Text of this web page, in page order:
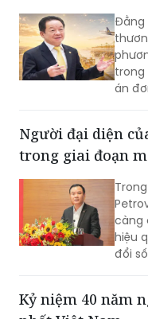
Đằng
trong
án
Người đại diện
trong giai đoạn
càng
hiệu
đổi
đưa
Kỷ niệm 40 năm